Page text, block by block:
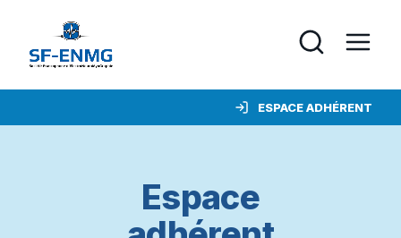
ESPACE ADHÉRENT
Espace